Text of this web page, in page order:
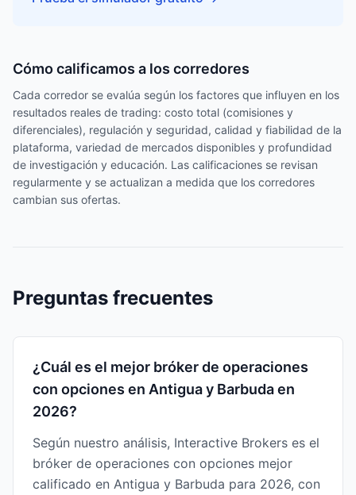
Cómo calificamos a los corredores
Cada corredor se evalúa según los factores que influyen en los
resultados reales de trading: costo total (comisiones y
diferenciales), regulación y seguridad, calidad y fiabilidad de la
plataforma, variedad de mercados disponibles y profundidad
de investigación y educación. Las calificaciones se revisan
regularmente y se actualizan a medida que los corredores
cambian sus ofertas.
Preguntas frecuentes
¿Cuál es el mejor bróker de operaciones
con opciones en Antigua y Barbuda en
2026?
Según nuestro análisis, Interactive Brokers es el
bróker de operaciones con opciones mejor
calificado en Antigua y Barbuda para 2026, con